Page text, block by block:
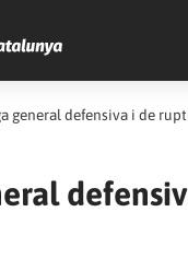
general defensiva i de